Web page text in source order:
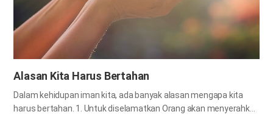
Alasan Kita Harus Bertahan
Dalam kehidupan iman kita, ada banyak alasan mengapa kita
harus bertahan. 1. Untuk diselamatkan Orang akan menyerahkan